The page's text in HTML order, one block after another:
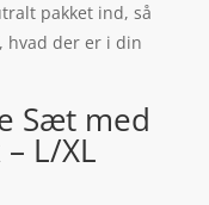
pakket ind, så
hvad der er i din
Sæt med
L/XL